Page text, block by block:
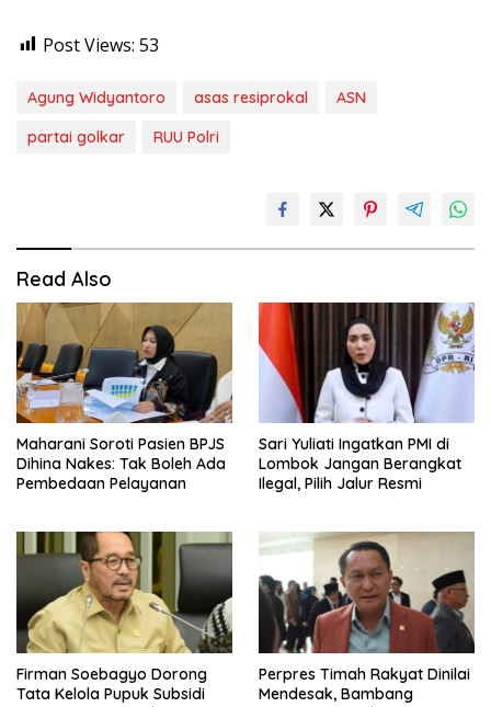
Post Views: 53
Agung Widyantoro asas resiprokal
ASN
partai golkar
RUU Polri
Read Also
Maharani Soroti Pasien BPJS
Dihina Nakes: Tak Boleh Ada
Pembedaan Pelayanan
Sari Yuliati Ingatkan PMI di
Lombok Jangan Berangkat
Ilegal, Pilih Jalur Resmi
Firman Soebagyo Dorong
Tata Kelola Pupuk Subsidi
Perpres Timah Rakyat Dinilai
Mendesak, Bambang